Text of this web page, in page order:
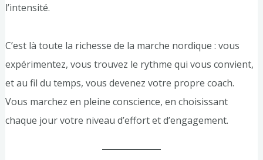
l’intensité.
C’est là toute la richesse de la marche nordique : vous
expérimentez, vous trouvez le rythme qui vous convient,
et au fil du temps, vous devenez votre propre coach.
Vous marchez en pleine conscience, en choisissant
chaque jour votre niveau d’effort et d’engagement.